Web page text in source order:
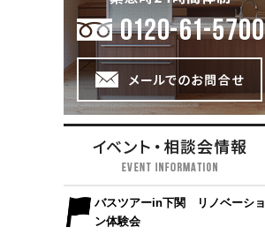
バスツアーin下関 リノベーショ
ン体験会